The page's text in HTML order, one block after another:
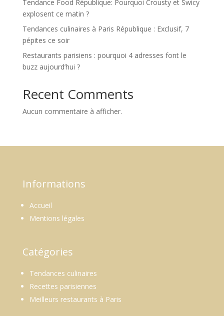
Tendance Food République: Pourquoi Crousty et Swicy
explosent ce matin ?
Tendances culinaires à Paris République : Exclusif, 7
pépites ce soir
Restaurants parisiens : pourquoi 4 adresses font le
buzz aujourd’hui ?
Recent Comments
Aucun commentaire à afficher.
Informations
Accueil
Mentions légales
Catégories
Tendances culinaires
Recettes parisiennes
Meilleurs restaurants à Paris